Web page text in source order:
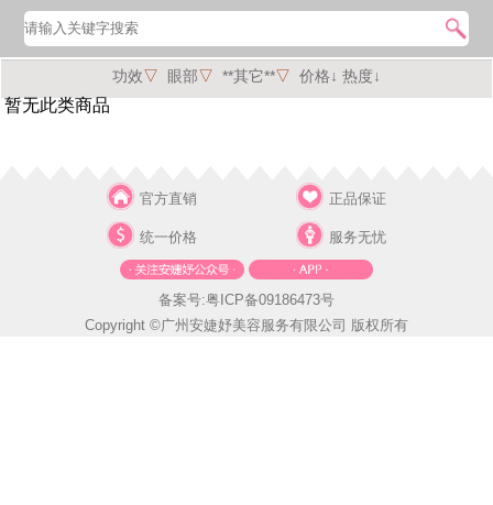
功效▽ 眼部▽ **其它**▽ 价格↓ 热度↓
暂无此类商品
官方直销
统一价格
正品保证
服务无忧
备案号:粤ICP备09186473号
Copyright ©广州安婕妤美容服务有限公司 版权所有